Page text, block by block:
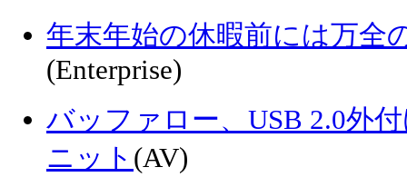
年末年始の休暇前には万全
(Enterprise)
バッファロー、USB 2.0外
ニット (AV)